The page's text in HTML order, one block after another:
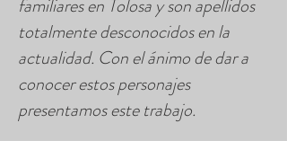
familiares en Tolosa y son apellidos
totalmente desconocidos en la
actualidad. Con el ánimo de dar a
conocer estos personajes
presentamos este trabajo.